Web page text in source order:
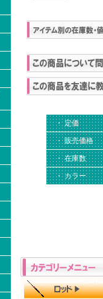
・ 定価
・ 販売価格
・ 在庫数
・ カラー